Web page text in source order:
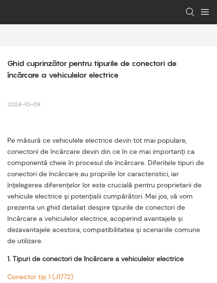
Ghid cuprinzător pentru tipurile de conectori de
încărcare a vehiculelor electrice
2024-10-09
Pe măsură ce vehiculele electrice devin tot mai populare,
conectorii de încărcare devin din ce în ce mai importanți ca
componentă cheie în procesul de încărcare. Diferitele tipuri de
conectori de încărcare au propriile lor caracteristici, iar
înțelegerea diferențelor lor este crucială pentru proprietarii de
vehicule electrice și potențialii cumpărători. Mai jos, vă vom
prezenta un ghid detaliat despre tipurile de conectori de
încărcare a vehiculelor electrice, acoperind avantajele și
dezavantajele acestora, compatibilitatea și scenariile comune
de utilizare.
1. Tipuri de conectori de încărcare a vehiculelor electrice
Conector tip 1 (J1772)